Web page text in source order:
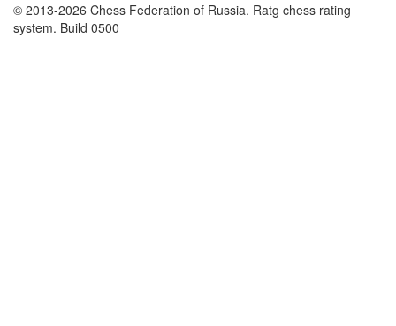
© 2013-2026 Chess Federation of Russia. Ratg chess rating
system. Build 0500